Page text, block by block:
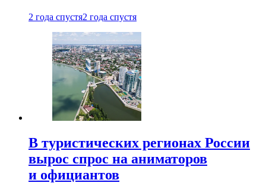
2 года спустя2 года спустя
В туристических регионах России
вырос спрос на аниматоров
и официантов